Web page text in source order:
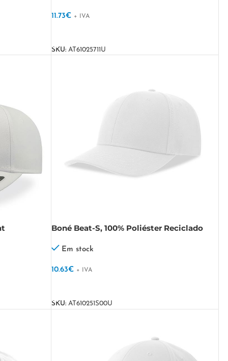
11.73€ + IVA
SKU:AT61025711U
Boné Beat-S, 100% Poliéster Reciclado
Em stock
10.63€ + IVA
SKU:AT610251S00U